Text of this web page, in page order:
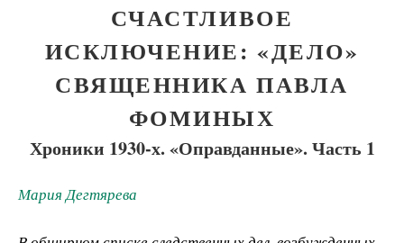
СЧАСТЛИВОЕ
ИСКЛЮЧЕНИЕ: «ДЕЛО»
СВЯЩЕННИКА ПАВЛА
ФОМИНЫХ
Хроники 1930-х. «Оправданные». Часть 1
Мария Дегтярева